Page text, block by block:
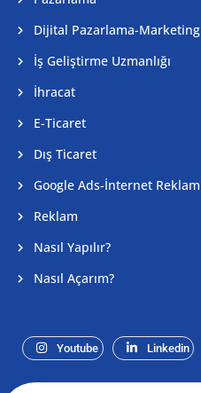
Dijital Pazarlama-Marketing
İş Geliştirme Uzmanlığı
İhracat
E-Ticaret
Dış Ticaret
Google Ads-İnternet Reklam
Reklam
Nasıl Yapılır?
Nasıl Açarım?
Youtube Linkedin